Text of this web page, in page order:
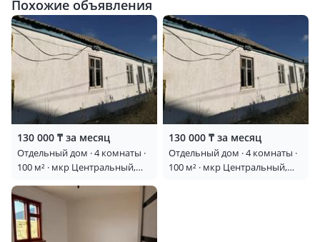
Похожие объявления
130 000 ₸ за месяц
Отдельный дом · 4 комнаты ·
100 м² · мкр Центральный,
130 000 ₸ за месяц
Отдельный дом · 4 комнаты ·
100 м² · мкр Центральный,